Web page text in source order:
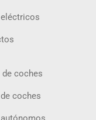
de coches
coches